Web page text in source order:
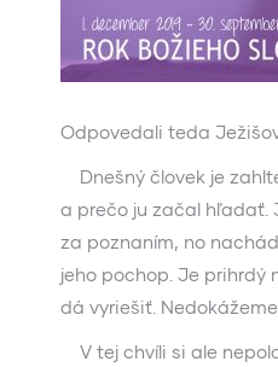
Odpovedali teda
Dnešný človek je
a prečo ju začal hľadať.
za poznaním, no
jeho pochop. Je prihrdý
dá vyriešiť.
V tej chvíli si ale